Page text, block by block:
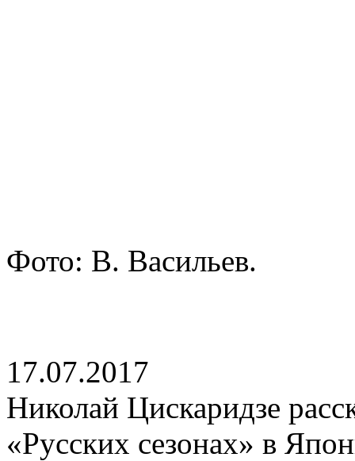
Фото: В. Васильев.
17.07.2017
Николай Цискаридзе
«Русских сезонах» в